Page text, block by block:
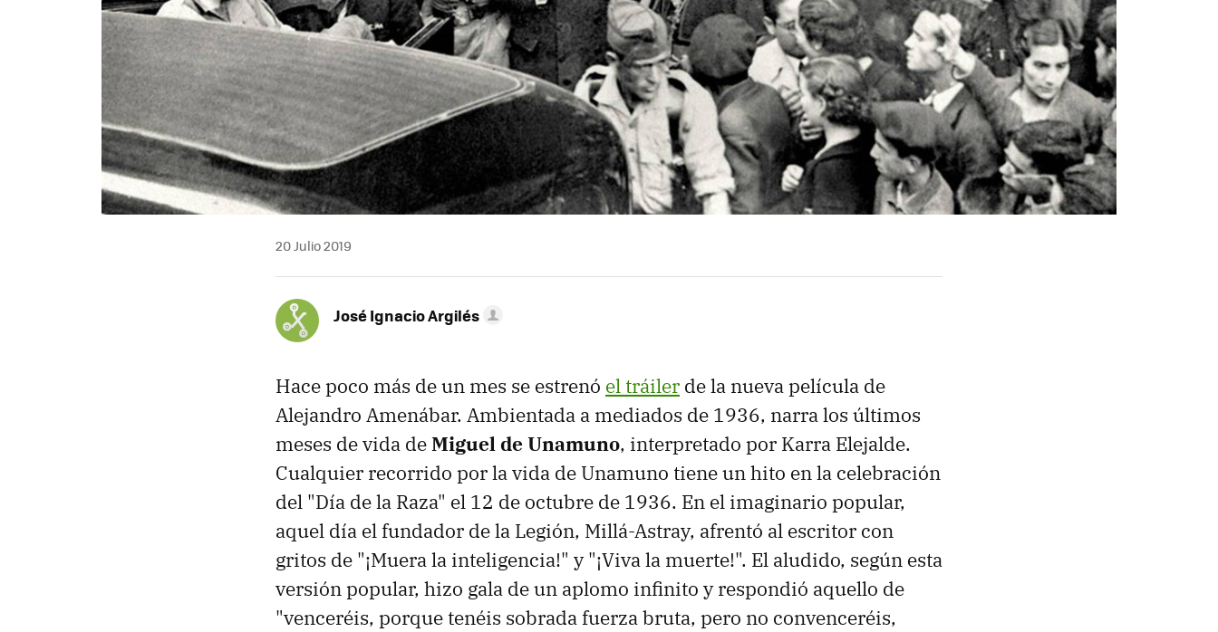
20 Julio 2019
José Ignacio Argilés
Hace poco más de un mes se estrenó el tráiler de la nueva película de
Alejandro Amenábar. Ambientada a mediados de 1936, narra los últimos
meses de vida deMiguel de Unamuno, interpretado por Karra Elejalde.
Cualquier recorrido por la vida de Unamuno tiene un hito en la celebración
del "Día de la Raza" el 12 de octubre de 1936. En el imaginario popular,
aquel día el fundador de la Legión, Millá-Astray, afrentó al escritor con
gritos de "¡Muera la inteligencia!" y "¡Viva la muerte!". El aludido, según esta
versión popular, hizo gala de un aplomo infinito y respondió aquello de
"venceréis, porque tenéis sobrada fuerza bruta, pero no convenceréis,